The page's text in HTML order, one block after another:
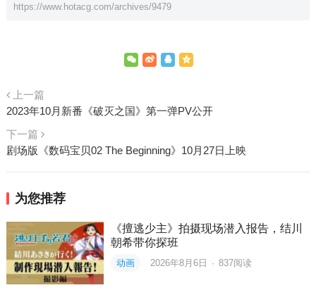
https://www.hotacg.com/archives/9479
上一篇
2023年10月新番《破灭之国》第一弹PV公开
下一篇
剧场版《数码宝贝02 The Beginning》10月27日上映
为您推荐
《擅逃少主》拍摄现场潜入报告，结川
朝希带你探班
动画 2026年8月6日 · 837阅读